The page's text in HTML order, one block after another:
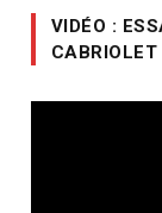
VIDÉO :
CABRIOLET